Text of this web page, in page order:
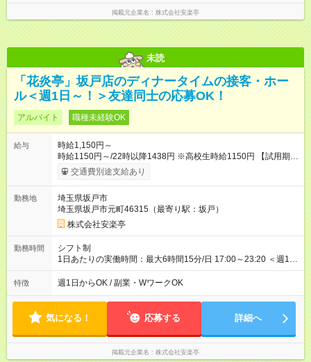
掲載元企業名 株式会社安楽亭
未読
「花炎亭」坂戸店のディナータイムの接客・ホー
ル＜週1日～！＞友達同士の応募OK！
アルバイト 職種未経験OK
給与
時給1,150円～
時給1150円～/22時以降1438円 ※高校生時給1150円 【試用期
間】試用期間あり 試用期間の長さ：12ヶ月 雇用形態、給与は本
採用時と同じです。 ※最大12ヶ月の間で、合計30時間の試用期
交通費別途支給あり
勤務地
埼玉県坂戸市
埼玉県坂戸市元町46315（最寄り駅：坂戸）
株式会社安楽亭
勤務時間
シフト制
1日あたりの実働時間：最大6時間15分/日 17:00～23:20 ＜週1日
～/短時間OK！＞ ※18歳未満・高校生は21:30までの勤務 ・シフ
トは自己申告制だから私生活優先でOK◎ ・週1日もあれば週5日
して短時間」など希望に合わせて働けます！
特徴 週1日からOK / 副業・WワークOK
気になる！ 応募する 詳細へ
掲載元企業名 株式会社安楽亭